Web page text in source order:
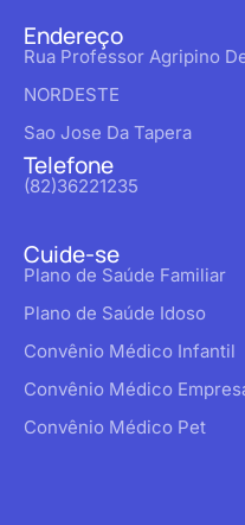
Endereço
Rua Professor Agripino
NORDESTE
Sao Jose Da Tapera
Telefone
(82)36221235
Cuide-se
Plano de Saúde Familiar
Plano de Saúde Idoso
Convênio Médico Infantil
Convênio Médico
Convênio Médico Pet